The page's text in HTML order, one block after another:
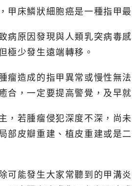
甲床鱗狀細胞癌是一種指甲
病原因發現與人類乳突病毒
極少發生遠端轉移。
瘤造成的指甲異常或慢性無
合，一定要提高警覺，及早就
，若腫瘤侵犯深度不深，尚
部皮瓣重建、植皮重建或是
可能發生大家常聽到的甲溝